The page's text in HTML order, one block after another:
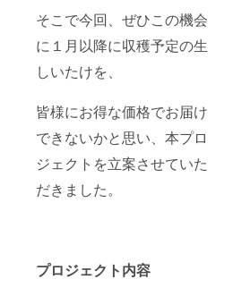
そこで今回、ぜひこの機会
に１月以降に収穫予定の生
しいたけを、
皆様にお得な価格でお届け
できないかと思い、本プロ
ジェクトを立案させていた
だきました。
プロジェクト内容